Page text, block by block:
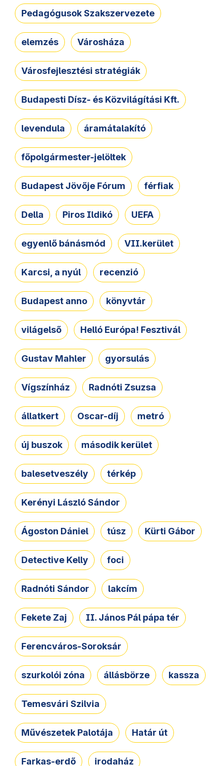
Pedagógusok Szakszervezete
elemzés Városháza
Városfejlesztési stratégiák
Budapesti Dísz- és Közvilágítási Kft.
levendula áramátalakító
főpolgármester-jelöltek
Budapest Jövője Fórum férfiak
Della Piros Ildikó UEFA
egyenlő bánásmód VII.kerület
Karcsi, a nyúl recenzió
Budapest anno könyvtár
világelső Helló Európa! Fesztivál
Gustav Mahler gyorsulás
Vígszínház Radnóti Zsuzsa
állatkert Oscar-díj metró
új buszok második kerület
balesetveszély térkép
Kerényi László Sándor
Ágoston Dániel túsz Kürti Gábor
Detective Kelly foci
Radnóti Sándor lakcím
Fekete Zaj II. János Pál pápa tér
Ferencváros-Soroksár
szurkolói zóna állásbörze kassza
Temesvári Szilvia
Művészetek Palotája Határ út
Farkas-erdő irodaház